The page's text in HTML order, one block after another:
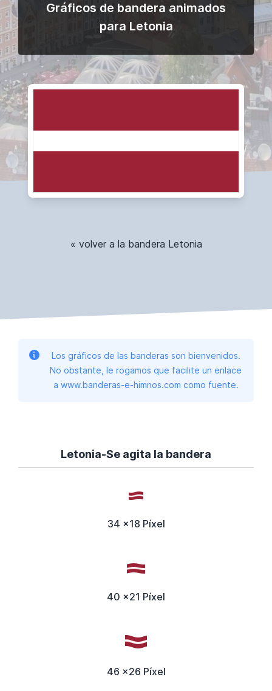
Gráficos de bandera animados
para Letonia
« volver a la bandera Letonia
Los gráficos de las banderas son bienvenidos.
No obstante, le rogamos que facilite un enlace
a www.banderas-e-himnos.com como fuente.
Letonia-Se agita la bandera
34 x18 Píxel
40 x21 Píxel
46 x26 Píxel